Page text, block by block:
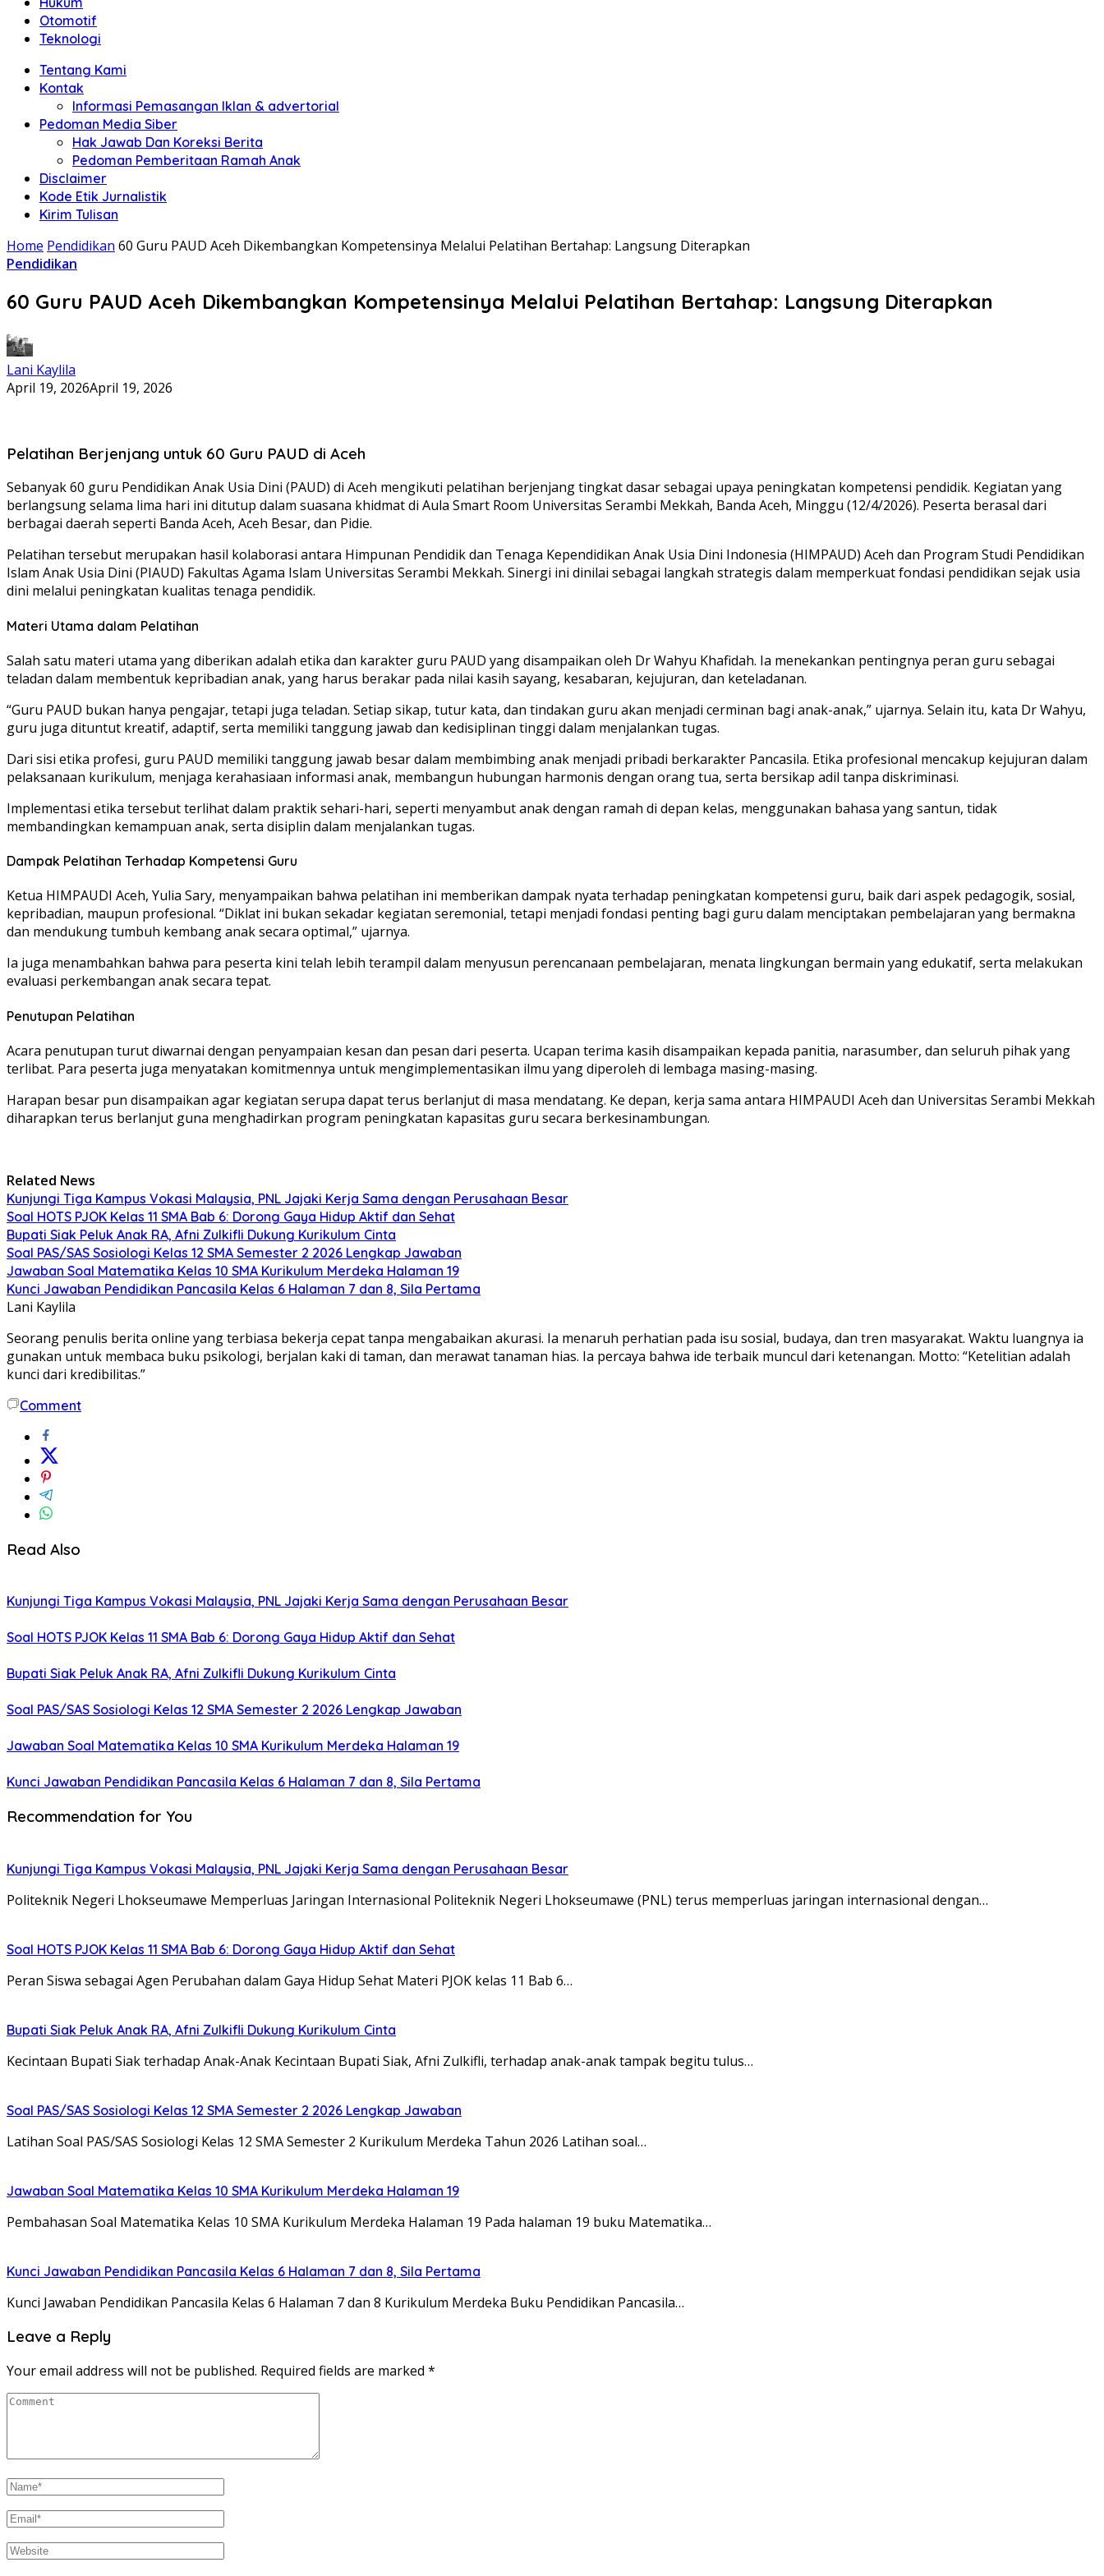
Otomotif
Teknologi
Tentang Kami
Kontak
Informasi Pemasangan Iklan & advertorial
Pedoman Media Siber
Hak Jawab Dan Koreksi Berita
Pedoman Pemberitaan Ramah Anak
Disclaimer
Kode Etik Jurnalistik
Kirim Tulisan
Home Pendidikan 60 Guru PAUD Aceh Dikembangkan Kompetensinya Melalui Pelatihan Bertahap: Langsung Diterapkan
Pendidikan
60 Guru PAUD Aceh Dikembangkan Kompetensinya Melalui Pelatihan Bertahap: Langsung Diterapkan
Lani Kaylila
April 19, 2026April 19, 2026
Pelatihan Berjenjang untuk 60 Guru PAUD di Aceh
Sebanyak 60 guru Pendidikan Anak Usia Dini (PAUD) di Aceh mengikuti pelatihan berjenjang tingkat dasar sebagai upaya peningkatan kompetensi pendidik. Kegiatan yang
berlangsung selama lima hari ini ditutup dalam suasana khidmat di Aula Smart Room Universitas Serambi Mekkah, Banda Aceh, Minggu (12/4/2026). Peserta berasal dari
berbagai daerah seperti Banda Aceh, Aceh Besar, dan Pidie.
Pelatihan tersebut merupakan hasil kolaborasi antara Himpunan Pendidik dan Tenaga Kependidikan Anak Usia Dini Indonesia (HIMPAUD) Aceh dan Program Studi Pendidikan
Islam Anak Usia Dini (PIAUD) Fakultas Agama Islam Universitas Serambi Mekkah. Sinergi ini dinilai sebagai langkah strategis dalam memperkuat fondasi pendidikan sejak usia
dini melalui peningkatan kualitas tenaga pendidik.
Materi Utama dalam Pelatihan
Salah satu materi utama yang diberikan adalah etika dan karakter guru PAUD yang disampaikan oleh Dr Wahyu Khafidah. Ia menekankan pentingnya peran guru sebagai
teladan dalam membentuk kepribadian anak, yang harus berakar pada nilai kasih sayang, kesabaran, kejujuran, dan keteladanan.
“Guru PAUD bukan hanya pengajar, tetapi juga teladan. Setiap sikap, tutur kata, dan tindakan guru akan menjadi cerminan bagi anak-anak,” ujarnya. Selain itu, kata Dr Wahyu,
guru juga dituntut kreatif, adaptif, serta memiliki tanggung jawab dan kedisiplinan tinggi dalam menjalankan tugas.
Dari sisi etika profesi, guru PAUD memiliki tanggung jawab besar dalam membimbing anak menjadi pribadi berkarakter Pancasila. Etika profesional mencakup kejujuran dalam
pelaksanaan kurikulum, menjaga kerahasiaan informasi anak, membangun hubungan harmonis dengan orang tua, serta bersikap adil tanpa diskriminasi.
Implementasi etika tersebut terlihat dalam praktik sehari-hari, seperti menyambut anak dengan ramah di depan kelas, menggunakan bahasa yang santun, tidak
membandingkan kemampuan anak, serta disiplin dalam menjalankan tugas.
Dampak Pelatihan Terhadap Kompetensi Guru
Ketua HIMPAUDI Aceh, Yulia Sary, menyampaikan bahwa pelatihan ini memberikan dampak nyata terhadap peningkatan kompetensi guru, baik dari aspek pedagogik, sosial,
kepribadian, maupun profesional. “Diklat ini bukan sekadar kegiatan seremonial, tetapi menjadi fondasi penting bagi guru dalam menciptakan pembelajaran yang bermakna
dan mendukung tumbuh kembang anak secara optimal,” ujarnya.
Ia juga menambahkan bahwa para peserta kini telah lebih terampil dalam menyusun perencanaan pembelajaran, menata lingkungan bermain yang edukatif, serta melakukan
evaluasi perkembangan anak secara tepat.
Penutupan Pelatihan
Acara penutupan turut diwarnai dengan penyampaian kesan dan pesan dari peserta. Ucapan terima kasih disampaikan kepada panitia, narasumber, dan seluruh pihak yang
terlibat. Para peserta juga menyatakan komitmennya untuk mengimplementasikan ilmu yang diperoleh di lembaga masing-masing.
Harapan besar pun disampaikan agar kegiatan serupa dapat terus berlanjut di masa mendatang. Ke depan, kerja sama antara HIMPAUDI Aceh dan Universitas Serambi Mekkah
diharapkan terus berlanjut guna menghadirkan program peningkatan kapasitas guru secara berkesinambungan.
Related News
Kunjungi Tiga Kampus Vokasi Malaysia, PNL Jajaki Kerja Sama dengan Perusahaan Besar
Soal HOTS PJOK Kelas 11 SMA Bab 6: Dorong Gaya Hidup Aktif dan Sehat
Bupati Siak Peluk Anak RA, Afni Zulkifli Dukung Kurikulum Cinta
Soal PAS/SAS Sosiologi Kelas 12 SMA Semester 2 2026 Lengkap Jawaban
Jawaban Soal Matematika Kelas 10 SMA Kurikulum Merdeka Halaman 19
Kunci Jawaban Pendidikan Pancasila Kelas 6 Halaman 7 dan 8, Sila Pertama
Lani Kaylila
Seorang penulis berita online yang terbiasa bekerja cepat tanpa mengabaikan akurasi. Ia menaruh perhatian pada isu sosial, budaya, dan tren masyarakat. Waktu luangnya ia
gunakan untuk membaca buku psikologi, berjalan kaki di taman, dan merawat tanaman hias. Ia percaya bahwa ide terbaik muncul dari ketenangan. Motto: “Ketelitian adalah
kunci dari kredibilitas.”
Comment
Read Also
Kunjungi Tiga Kampus Vokasi Malaysia, PNL Jajaki Kerja Sama dengan Perusahaan Besar
Soal HOTS PJOK Kelas 11 SMA Bab 6: Dorong Gaya Hidup Aktif dan Sehat
Bupati Siak Peluk Anak RA, Afni Zulkifli Dukung Kurikulum Cinta
Soal PAS/SAS Sosiologi Kelas 12 SMA Semester 2 2026 Lengkap Jawaban
Jawaban Soal Matematika Kelas 10 SMA Kurikulum Merdeka Halaman 19
Kunci Jawaban Pendidikan Pancasila Kelas 6 Halaman 7 dan 8, Sila Pertama
Recommendation for You
Kunjungi Tiga Kampus Vokasi Malaysia, PNL Jajaki Kerja Sama dengan Perusahaan Besar
Politeknik Negeri Lhokseumawe Memperluas Jaringan Internasional Politeknik Negeri Lhokseumawe (PNL) terus memperluas jaringan internasional dengan…
Soal HOTS PJOK Kelas 11 SMA Bab 6: Dorong Gaya Hidup Aktif dan Sehat
Peran Siswa sebagai Agen Perubahan dalam Gaya Hidup Sehat Materi PJOK kelas 11 Bab 6…
Bupati Siak Peluk Anak RA, Afni Zulkifli Dukung Kurikulum Cinta
Kecintaan Bupati Siak terhadap Anak-Anak Kecintaan Bupati Siak, Afni Zulkifli, terhadap anak-anak tampak begitu tulus…
Soal PAS/SAS Sosiologi Kelas 12 SMA Semester 2 2026 Lengkap Jawaban
Latihan Soal PAS/SAS Sosiologi Kelas 12 SMA Semester 2 Kurikulum Merdeka Tahun 2026 Latihan soal…
Jawaban Soal Matematika Kelas 10 SMA Kurikulum Merdeka Halaman 19
Pembahasan Soal Matematika Kelas 10 SMA Kurikulum Merdeka Halaman 19 Pada halaman 19 buku Matematika…
Kunci Jawaban Pendidikan Pancasila Kelas 6 Halaman 7 dan 8, Sila Pertama
Kunci Jawaban Pendidikan Pancasila Kelas 6 Halaman 7 dan 8 Kurikulum Merdeka Buku Pendidikan Pancasila…
Leave a Reply
Your email address will not be published. Required fields are marked *